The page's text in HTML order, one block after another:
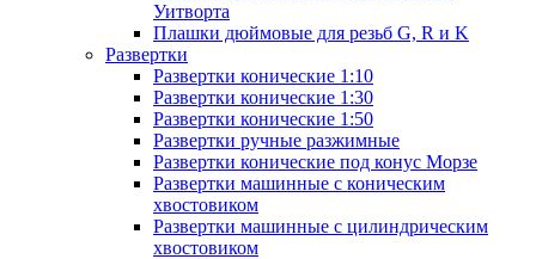
Уитворта
Плашки дюймовые для резьб G, R и K
Развертки
Развертки конические 1:10
Развертки конические 1:30
Развертки конические 1:50
Развертки ручные разжимные
Развертки конические под конус Морзе
Развертки машинные с коническим
хвостовиком
Развертки машинные с цилиндрическим
хвостовиком